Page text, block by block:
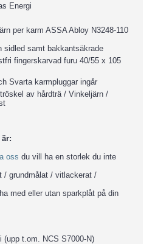
Energi
per karm ASSA Abloy N3248-110
sidled samt bakkantsäkrade
fingerskarvad furu 40/55 x 105
Svarta karmpluggar ingår
av hårdträ / Vinkeljärn /
oss du vill ha en storlek du inte
/ grundmålat / vitlackerat /
med eller utan sparkplåt på din
(upp t.om. NCS S7000-N)